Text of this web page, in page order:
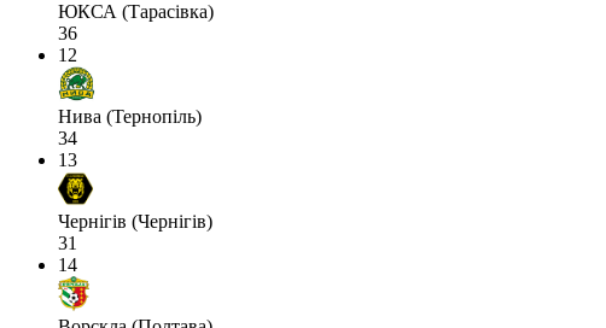
ЮКСА (Тарасівка)
36
12
Нива (Тернопіль)
34
13
Чернігів (Чернігів)
31
14